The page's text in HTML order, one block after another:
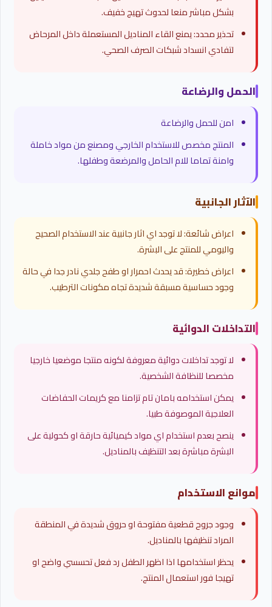
بشكل مباشر منعا لحدوث تهيج خفيف.
تحذير محدد: يمنع القاء المناديل المستعملة داخل المرحاض
لتفادي انسداد شبكات الصرف الصحي.
الحمل والرضاعة
امن للحمل والرضاعة
المنتج مخصص للاستخدام الخارجي ومصنع من مواد خاملة
وامنة تماما للام الحامل والمرضعة وطفلها.
الآثار الجانبية
اعراض شائعة: لا توجد اي اثار جانبية عند الاستخدام الصحيح
واليومي للمنتج على البشرة.
اعراض خطيرة: قد يحدث احمرار او طفح جلدي نادر جدا في حالة
وجود حساسية مسبقة شديدة تجاه مكونات الترطيب.
التداخلات الدوائية
لا توجد تداخلات دوائية معروفة لكونه منتجا موضعيا خارجيا
مخصصا للنظافة الشخصية.
يمكن استخدامه بامان تام تزامنا مع كريمات الحفاضات
العلاجية الموصوفة طبيا.
ينصح بعدم استخدام اي مواد كيميائية حارقة او كحولية على
البشرة مباشرة بعد التنظيف بالمناديل.
موانع الاستخدام
وجود جروح قطعية مفتوحة او حروق شديدة في المنطقة
المراد تنظيفها بالمناديل.
يحظر استخدامها اذا اظهر الطفل رد فعل تحسسي واضح او
تهيجا فور استعمال المنتج.